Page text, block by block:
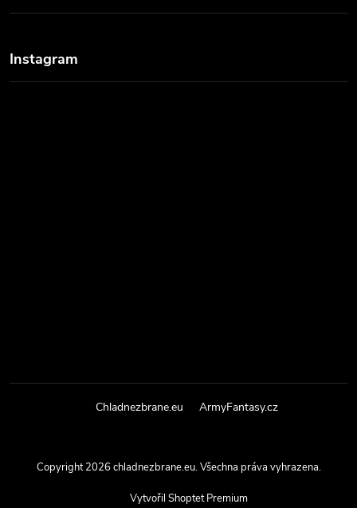
Instagram
Chladnezbrane.eu ArmyFantasy.cz
Vytvořil Shoptet Premium
Copyright 2026chladnezbrane.eu. Všechna práva vyhrazena.